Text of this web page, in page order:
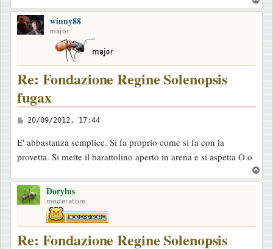
o
winny88
major
Re: Fondazione Regine Solenopsis
fugax
M
s
s
a
g
g
o
20/09/2012, 17:44
E' abbastanza semplice. Si fa proprio come si fa con la
provetta. Si mette il barattolino aperto in arena e si aspetta O.o
o
Dorylus
moderatore
Re: Fondazione Regine Solenopsis